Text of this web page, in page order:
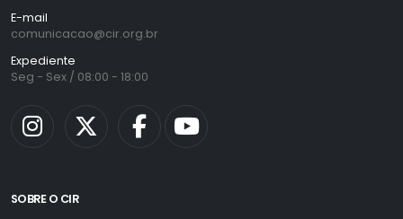
E-mail
comunicacao@cir.org.br
Expediente
Seg - Sex / 08:00 - 18:00
SOBRE O CIR